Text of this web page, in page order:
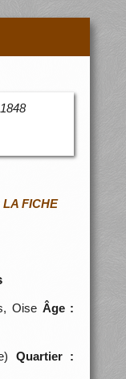
FICHE
OiseÂge :
Quartier :